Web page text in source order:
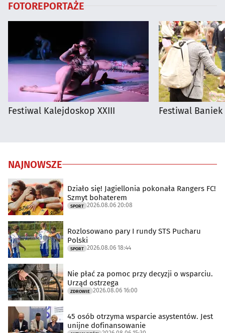
FOTOREPORTAŻE
Festiwal Kalejdoskop XXIII Festiwal
NAJNOWSZE
Działo się! Jagiellonia pokonała Rangers FC!
Szmyt bohaterem
SPORT 2026.08.06 20:08
Rozlosowano pary I rundy STS Pucharu
Polski
SPORT 2026.08.06 18:44
Nie płać za pomoc przy decyzji o wsparciu.
Urząd ostrzega
ZDROWIE 2026.08.06 16:00
45 osób otrzyma wsparcie asystentów. Jest
unijne dofinansowanie